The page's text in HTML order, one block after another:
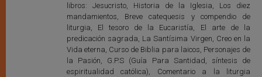
libros: Jesucristo, Historia de la Iglesia, Los diez
mandamientos, Breve catequesis y compendio de
liturgia, El tesoro de la Eucaristía, El arte de la
predicación sagrada, La Santísima Virgen, Creo en la
Vida eterna, Curso de Biblia para laicos, Personajes de
la Pasión, G.P.S (Guía Para Santidad, síntesis de
espiritualidad católica), Comentario a la liturgia